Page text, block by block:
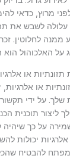
מרוץ, כדאי
עלולה לשבש את
ממנה לחלוטין.
על האלכוהול
או
או
שלך. על ידי
ליצור תוכנית
על כך שיהיה
יכולות
להבטיח